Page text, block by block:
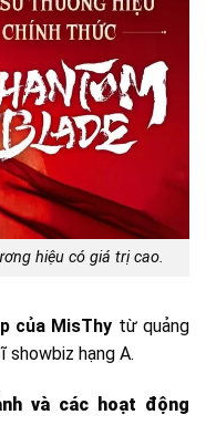
hiệu có giá trị cao.
của MisThy từ quảng
showbiz hạng A.
và các hoạt động